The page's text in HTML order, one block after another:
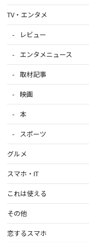
TV・エンタメ
レビュー
エンタメニュース
取材記事
映画
本
スポーツ
グルメ
スマホ・IT
これは使える
その他
恋するスマホ